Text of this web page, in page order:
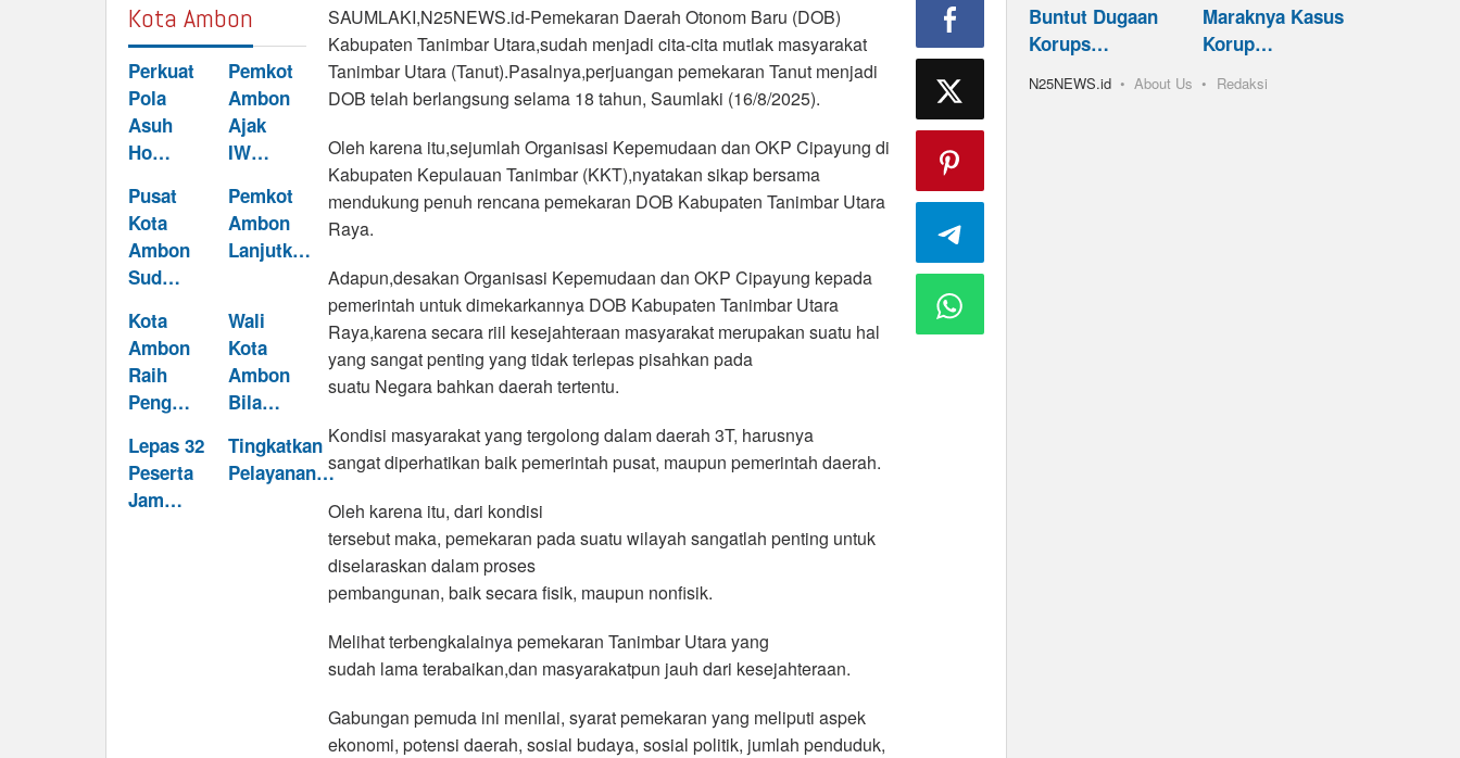
Kota Ambon
Perkuat
Pola
Asuh
Ho…
Pemkot
Ambon
Ajak
IW…
Pusat
Kota
Ambon
Sud…
Pemkot
Ambon
Lanjutk…
Kota
Ambon
Raih
Peng…
Wali
Kota
Ambon
Bila…
Lepas 32
Peserta
Jam…
Tingkatkan
Pelayanan…
SAUMLAKI,N25NEWS.id-Pemekaran Daerah Otonom Baru (DOB)
Kabupaten Tanimbar Utara,sudah menjadi cita-cita mutlak masyarakat
Tanimbar Utara (Tanut).Pasalnya,perjuangan pemekaran Tanut menjadi
DOB telah berlangsung selama 18 tahun, Saumlaki (16/8/2025).
Oleh karena itu,sejumlah Organisasi Kepemudaan dan OKP Cipayung di
Kabupaten Kepulauan Tanimbar (KKT),nyatakan sikap bersama
mendukung penuh rencana pemekaran DOB Kabupaten Tanimbar Utara
Raya.
Adapun,desakan Organisasi Kepemudaan dan OKP Cipayung kepada
pemerintah untuk dimekarkannya DOB Kabupaten Tanimbar Utara
Raya,karena secara riil kesejahteraan masyarakat merupakan suatu hal
yang sangat penting yang tidak terlepas pisahkan pada
suatu Negara bahkan daerah tertentu.
Kondisi masyarakat yang tergolong dalam daerah 3T, harusnya
sangat diperhatikan baik pemerintah pusat, maupun pemerintah daerah.
Oleh karena itu, dari kondisi
tersebut maka, pemekaran pada suatu wilayah sangatlah penting untuk
diselaraskan dalam proses
pembangunan, baik secara fisik, maupun nonfisik.
Melihat terbengkalainya pemekaran Tanimbar Utara yang
sudah lama terabaikan,dan masyarakatpun jauh dari kesejahteraan.
Gabungan pemuda ini menilai, syarat pemekaran yang meliputi aspek
ekonomi, potensi daerah, sosial budaya, sosial politik, jumlah penduduk,
Buntut Dugaan
Korups…
Maraknya Kasus
Korup…
N25NEWS.id About Us Redaksi